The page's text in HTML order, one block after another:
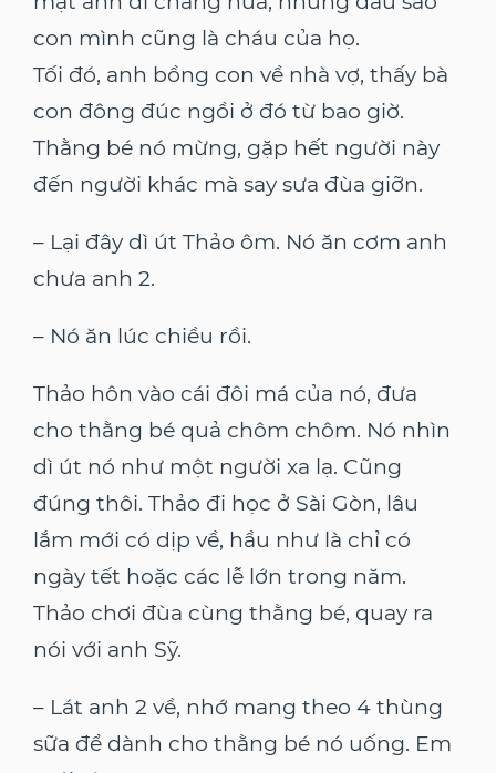
con mình cũng là cháu của họ.
Tối đó, anh bồng con về nhà vợ, thấy bà
con đông đúc ngồi ở đó từ bao giờ.
Thằng bé nó mừng, gặp hết người này
đến người khác mà say sưa đùa giỡn.
– Lại đây dì út Thảo ôm. Nó ăn cơm anh
chưa anh 2.
– Nó ăn lúc chiều rồi.
Thảo hôn vào cái đôi má của nó, đưa
cho thằng bé quả chôm chôm. Nó nhìn
dì út nó như một người xa lạ. Cũng
đúng thôi. Thảo đi học ở Sài Gòn, lâu
lắm mới có dịp về, hầu như là chỉ có
ngày tết hoặc các lễ lớn trong năm.
Thảo chơi đùa cùng thằng bé, quay ra
nói với anh Sỹ.
– Lát anh 2 về, nhớ mang theo 4 thùng
sữa để dành cho thằng bé nó uống. Em